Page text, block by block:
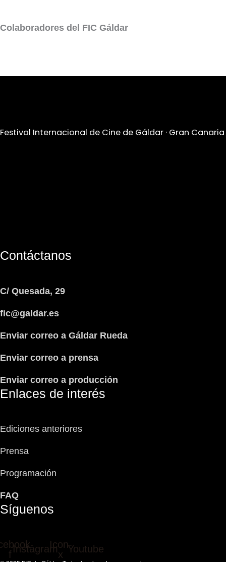
Colaboradores del FIC Gáldar
Festival Internacional de Cine de Gáldar · Gran Canaria
Contáctanos
C/ Quesada, 29
fic@galdar.es
Enviar correo a Gáldar Rueda
Enviar correo a prensa
Enviar correo a producción
Enlaces de interés
Ediciones anteriores
Prensa
Programación
FAQ
Síguenos
fInstagramIcon-
x Youtube